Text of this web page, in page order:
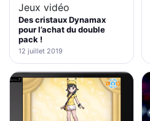
Jeux vidéo
Des cristaux Dynamax
pour l’achat du double
pack !
12 juillet 2019